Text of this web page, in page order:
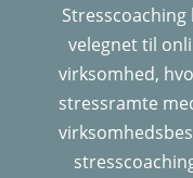
velegnet til
virksomhed,
stressramte